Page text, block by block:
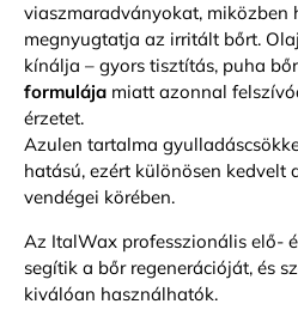
viaszmaradványokat, miközben
megnyugtatja az irritált bőrt.
kínálja – gyors tisztítás, puha
formulája miatt azonnal
érzetet.
Azulen tartalma
hatású, ezért különösen kedvelt
vendégei körében.
Az ItalWax professzionális elő-
segítik a bőr regenerációját, és
kiválóan használhatók.